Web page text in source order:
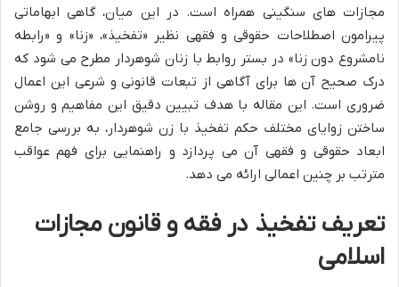
مجازات های سنگینی همراه است. در این میان، گاهی ابهاماتی
پیرامون اصطلاحات حقوقی و فقهی نظیر «تفخیذ»، «زنا» و «رابطه
نامشروع دون زنا» در بستر روابط با زنان شوهردار مطرح می شود که
درک صحیح آن ها برای آگاهی از تبعات قانونی و شرعی این اعمال
ضروری است. این مقاله با هدف تبیین دقیق این مفاهیم و روشن
ساختن زوایای مختلف حکم تفخیذ با زن شوهردار، به بررسی جامع
ابعاد حقوقی و فقهی آن می پردازد و راهنمایی برای فهم عواقب
مترتب بر چنین اعمالی ارائه می دهد.
تعریف تفخیذ در فقه و قانون مجازات
اسلامی